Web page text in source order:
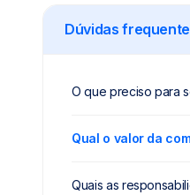
Dúvidas
O que preciso para
Qual o valor da
Quais as